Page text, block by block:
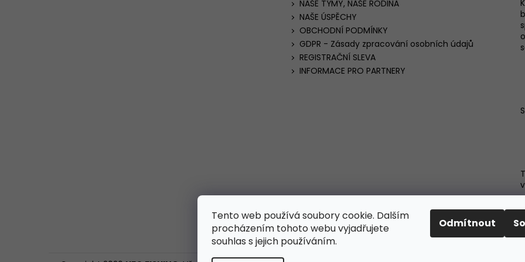
Tento web používá soubory cookie. Dalším
procházením tohoto webu vyjadřujete
souhlas s jejich používáním.
Odmítnout
NAŠE TÝMY, NAŠE RODINA
NAŠE ÚSPĚCHY
OBCHODNÍ PODMÍNKY
GDPR - Zásady zpracování osobních údajů
REGISTRAČNÍ SLEVA
INFORMACE PRO PARTNERY